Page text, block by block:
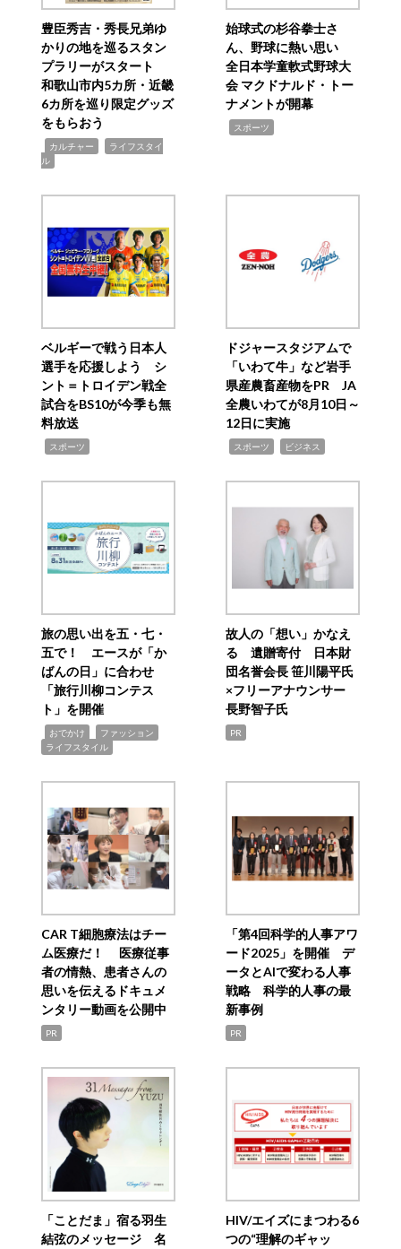
豊臣秀吉・秀長兄弟ゆ
かりの地を巡るスタン
プラリーがスタート
和歌山市内5カ所・近畿
6カ所を巡り限定グッズ
をもらおう
カルチャー
ライフスタイ
ル
始球式の杉谷拳士さ
ん、野球に熱い思い
全日本学童軟式野球大
会 マクドナルド・トー
ナメントが開幕
スポーツ
ベルギーで戦う日本人
選手を応援しよう シ
ント＝トロイデン戦全
試合をBS10が今季も無
料放送
スポーツ
ドジャースタジアムで
「いわて牛」など岩手
県産農畜産物をPR JA
全農いわてが8月10日～
12日に実施
スポーツ ビジネス
旅の思い出を五・七・
五で！ エースが「か
ばんの日」に合わせ
「旅行川柳コンテス
ト」を開催
おでかけ ファッション
ライフスタイル
故人の「想い」かなえ
る 遺贈寄付 日本財
団名誉会長 笹川陽平氏
×フリーアナウンサー
長野智子氏
PR
CAR T細胞療法はチー
ム医療だ！ 医療従事
者の情熱、患者さんの
思いを伝えるドキュメ
ンタリー動画を公開中
PR
「第4回科学的人事アワ
ード2025」を開催 デ
ータとAIで変わる人事
戦略 科学的人事の最
新事例
PR
「ことだま」宿る羽生
結弦のメッセージ 名
HIV/エイズにまつわる6
つの“理解のギャッ